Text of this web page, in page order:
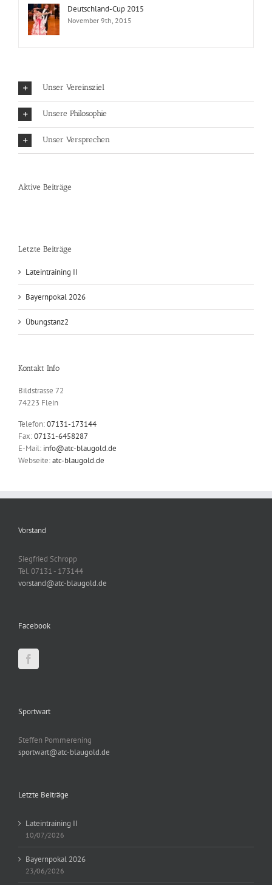
Unser Vereinsziel
Unsere Philosophie
Lateintraining II
Bayernpokal 2026
Kontakt Info
Telefon:07131-173144
Webseite:atc-blaugold.de
Vorstand
vorstand@atc-blaugold.de
Facebook
Sportwart
sportwart@atc-blaugold.de
Letzte Beiträge
Lateintraining II
10/07/2026